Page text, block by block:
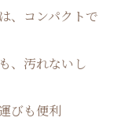
、コンパクトで
、汚れないし
びも便利